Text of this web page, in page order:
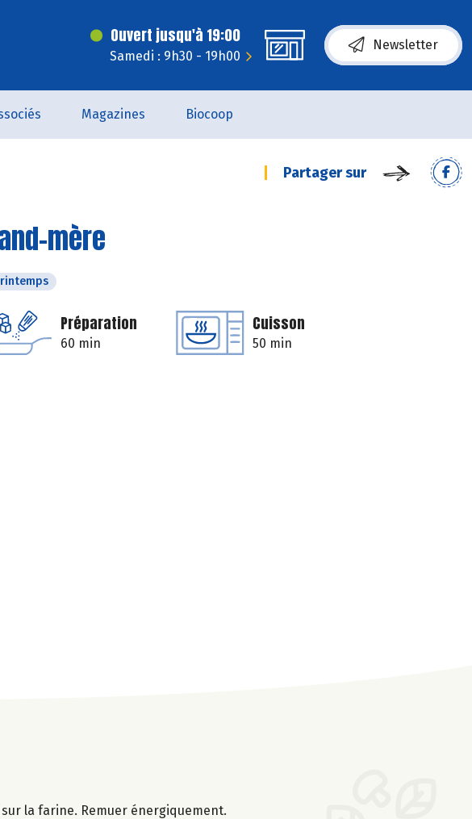
Ouvert jusqu'à 19:00
Samedi : 9h30 - 19h00
Newsletter
Magazines Biocoop
Partager sur
mère
Préparation
60 min
Cuisson
50 min
la farine. Remuer énergiquement.